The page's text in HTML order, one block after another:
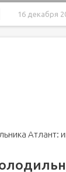
16 декабря
сигналом
Атлант: